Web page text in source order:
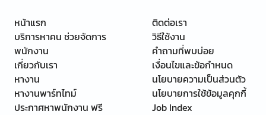
หน้าแรก
บริการหาคน ช่วยจัดการ
พนักงาน
เกี่ยวกับเรา
หางาน
หางานพาร์ทไทม์
ประกาศหาพนักงาน ฟรี
ติดต่อเรา
วิธีใช้งาน
คำถามที่พบบ่อย
เงื่อนไขและข้อกำหนด
นโยบายความเป็นส่วนตัว
นโยบายการใช้ข้อมูลคุกกี้
Job Index